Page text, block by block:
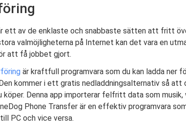
ett av de enklaste och snabbaste sätten att fritt
valmöjligheterna på Internet kan det vara en
att få jobbet gjort.
är kraftfull programvara som du kan ladda ner
kommer i ett gratis nedladdningsalternativ så att
köper. Denna app importerar felfritt data som
Phone Transfer är en effektiv programvara
PC och vice versa.